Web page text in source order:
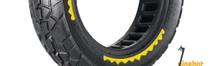
Suchbegriff eingeben & Enter klicken